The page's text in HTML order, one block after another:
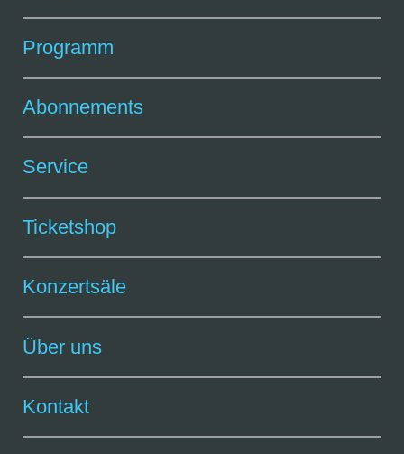
Programm
Abonnements
Service
Ticketshop
Konzertsäle
Über uns
Kontakt